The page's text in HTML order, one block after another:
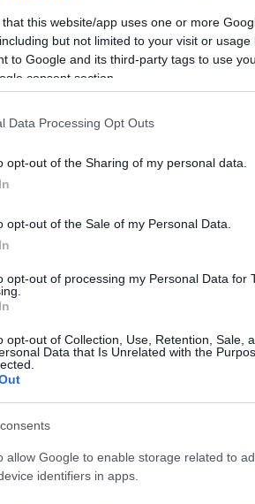
that this website/app uses one or more
but not limited to your visit or
to Google and its third-party tags to use
consent section.
Data Processing Opt Outs
opt-out of the Sharing of my personal data.
opt-out of the Sale of my Personal Data.
opt-out of processing my Personal Data for
opt-out of Collection, Use, Retention, Sale,
Data that Is Unrelated with the
allow Google to enable storage related to
identifiers in apps.
rappresenta anche un
vittoria, Cinà ha
dagli organizzatori,